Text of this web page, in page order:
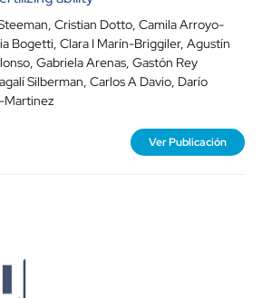
, Cristian Dotto, Camila Arroyo-
Bogetti, Clara I Marín-Briggiler, Agustín
, Gabriela Arenas, Gastón Rey
Silberman, Carlos A Davio, Darío
Martinez
Ver Publicación